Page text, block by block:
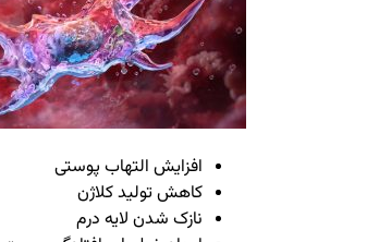
افزایش التهاب پوستی
کاهش تولید کلاژن
نازک شدن لایه درم